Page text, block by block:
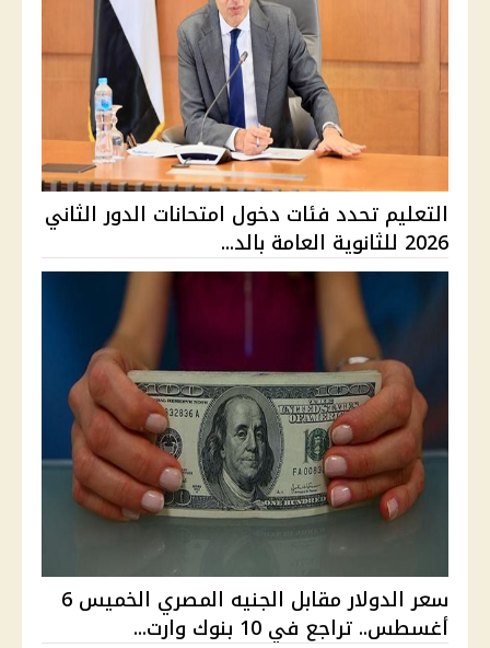
التعليم تحدد فئات دخول امتحانات الدور الثاني
2026 للثانوية العامة بالد...
سعر الدولار مقابل الجنيه المصري الخميس 6
أغسطس.. تراجع في 10 بنوك وارت...